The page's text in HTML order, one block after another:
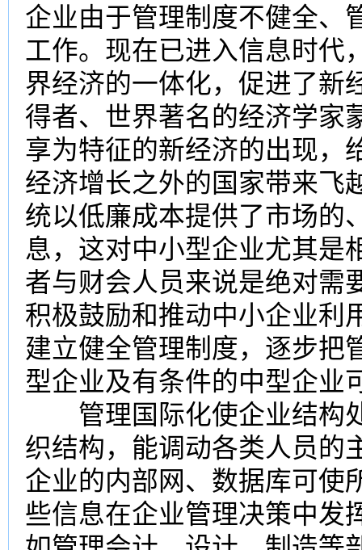
企业由于管理制度不健全、
工作。现在已进入信息时代
界经济的一体化，促进了新
得者、世界著名的经济学家
享为特征的新经济的出现，
经济增长之外的国家带来飞
统以低廉成本提供了市场的
息，这对中小型企业尤其是
者与财会人员来说是绝对需
积极鼓励和推动中小企业利
建立健全管理制度，逐步
型企业及有条件的中型企业
管理国际化使企业结构
织结构，能调动各类人员的
企业的内部网、数据库可使
些信息在企业管理决策中发